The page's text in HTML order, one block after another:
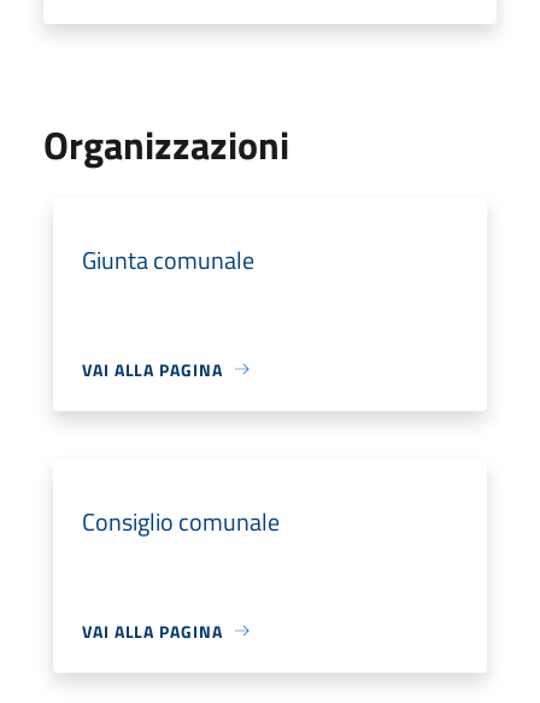
Organizzazioni
Giunta comunale
VAI ALLA PAGINA
Consiglio comunale
VAI ALLA PAGINA